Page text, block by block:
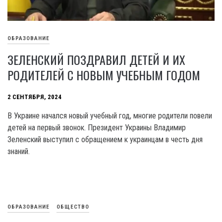
ОБРАЗОВАНИЕ
ЗЕЛЕНСКИЙ ПОЗДРАВИЛ ДЕТЕЙ И ИХ
РОДИТЕЛЕЙ С НОВЫМ УЧЕБНЫМ ГОДОМ
2 СЕНТЯБРЯ, 2024
В Украине начался новый учебный год, многие родители повели
детей на первый звонок. Президент Украины Владимир
Зеленский выступил с обращением к украинцам в честь дня
знаний.
ОБРАЗОВАНИЕ ОБЩЕСТВО